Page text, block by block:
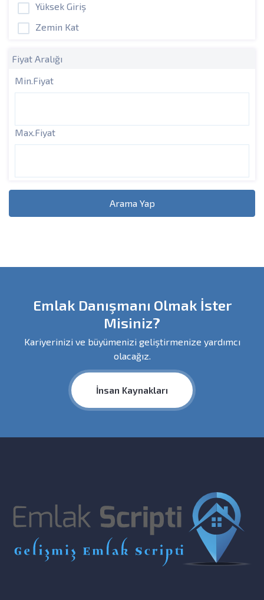
Yüksek Giriş
Zemin Kat
Fiyat Aralığı
Min.Fiyat
Max.Fiyat
Arama Yap
Emlak Danışmanı Olmak İster
Misiniz?
Kariyerinizi ve büyümenizi geliştirmenize yardımcı
olacağız.
İnsan Kaynakları